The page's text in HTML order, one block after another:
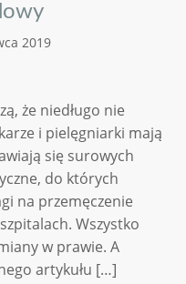
2019
że niedługo nie
i pielęgniarki mają
się surowych
do których
na przemęczenie
Wszystko
w prawie. A
artykułu […]